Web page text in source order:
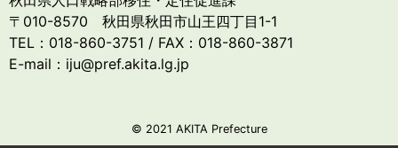
〒010-8570 秋田県秋田市山王四丁目1-1
TEL：018-860-3751 / FAX：018-860-3871
E-mail：iju@pref.akita.lg.jp
© 2021 AKITA Prefecture